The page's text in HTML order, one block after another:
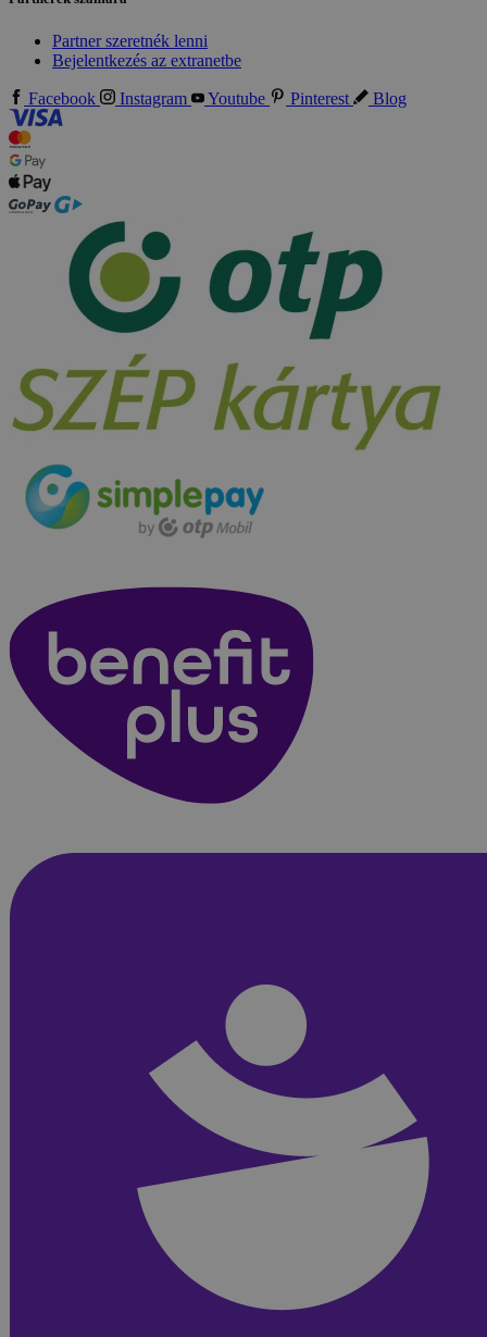
Partner szeretnék lenni
Bejelentkezés az extranetbe
Facebook Instagram Youtube Pinterest Blog